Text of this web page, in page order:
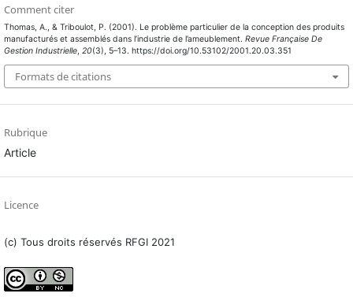
Comment citer
Thomas, A., & Triboulot, P. (2001). Le problème particulier de la conception des produits
manufacturés et assemblés dans l’industrie de l’ameublement. Revue Française De
Gestion Industrielle, 20(3), 5–13. https://doi.org/10.53102/2001.20.03.351
Formats de citations
Rubrique
Article
Licence
(c) Tous droits réservés RFGI 2021